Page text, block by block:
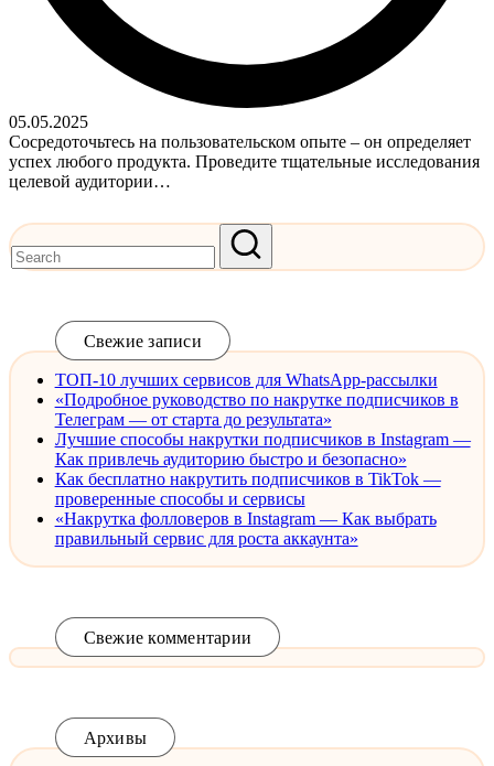
05.05.2025
Сосредоточьтесь на пользовательском опыте – он определяет
успех любого продукта. Проведите тщательные исследования
целевой аудитории…
Свежие записи
ТОП-10 лучших сервисов для WhatsApp-рассылки
«Подробное руководство по накрутке подписчиков в
Телеграм — от старта до результата»
Лучшие способы накрутки подписчиков в Instagram —
Как привлечь аудиторию быстро и безопасно»
Как бесплатно накрутить подписчиков в TikTok —
проверенные способы и сервисы
«Накрутка фолловеров в Instagram — Как выбрать
правильный сервис для роста аккаунта»
Свежие комментарии
Архивы